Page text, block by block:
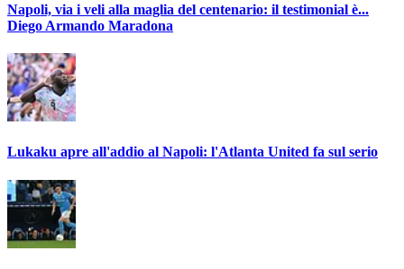
Napoli, via i veli alla maglia del centenario: il testimonial è...
Diego Armando Maradona
Lukaku apre all'addio al Napoli: l'Atlanta United fa sul serio